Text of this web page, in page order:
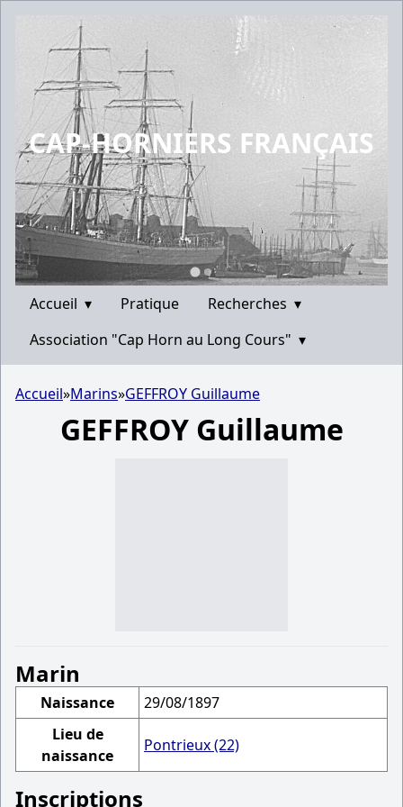
CAP-HORNIERS FRANÇAIS
Accueil ▾ Pratique Recherches ▾
Association "Cap Horn au Long Cours" ▾
Accueil»Marins»GEFFROY Guillaume
GEFFROY Guillaume
Marin
Naissance
29/08/1897
Lieu de
naissance
Pontrieux (22)
Inscriptions